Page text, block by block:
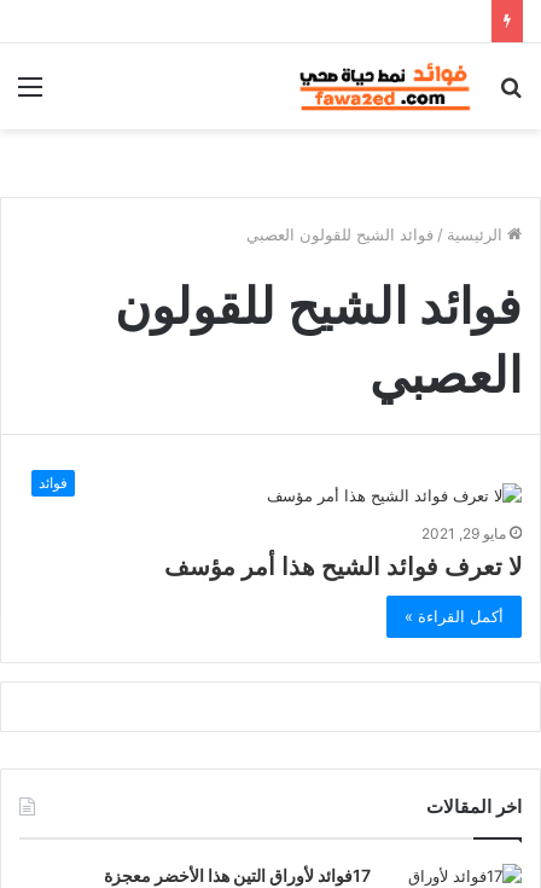
بحث
الرئيسية / فوائد الشيح للقولون العصبي
فوائد الشيح للقولون
العصبي
فوائد
مايو 29, 2021
لا تعرف فوائد الشيح هذا أمر مؤسف
أكمل القراءة »
اخر المقالات
17فوائد لأوراق التين هذا الأخضر معجزة